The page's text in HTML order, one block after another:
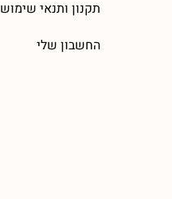
תקנון ותנאי שימוש
החשבון שלי